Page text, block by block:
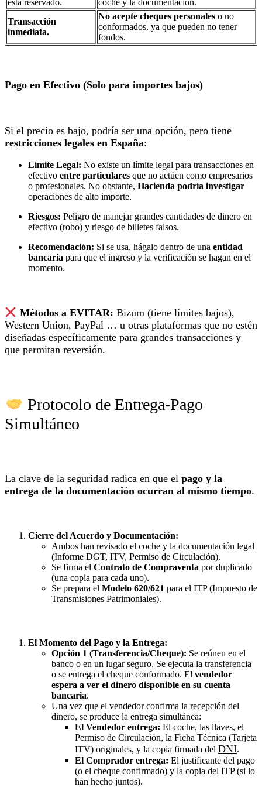
está reservado.
coche y la documentación.
Transacción
inmediata.
No acepte cheques personales o no
conformados, ya que pueden no tener
fondos.
Pago en Efectivo (Solo para importes bajos)
Si el precio es bajo, podría ser una opción, pero tiene
restricciones legales en España:
Límite Legal: No existe un límite legal para transacciones en
efectivo entre particulares que no actúen como empresarios
o profesionales. No obstante, Hacienda podría investigar
operaciones de alto importe.
Riesgos: Peligro de manejar grandes cantidades de dinero en
efectivo (robo) y riesgo de billetes falsos.
Recomendación: Si se usa, hágalo dentro de una entidad
bancaria para que el ingreso y la verificación se hagan en el
momento.
Métodos a EVITAR: Bizum (tiene límites bajos),
Western Union, PayPal … u otras plataformas que no estén
diseñadas específicamente para grandes transacciones y
que permitan reversión.
Protocolo de Entrega-Pago
Simultáneo
La clave de la seguridad radica en que el pago y la
entrega de la documentación ocurran al mismo tiempo.
Cierre del Acuerdo y Documentación:
Ambos han revisado el coche y la documentación legal
(Informe DGT, ITV, Permiso de Circulación).
Se firma el Contrato de Compraventa por duplicado
(una copia para cada uno).
Se prepara el Modelo 620/621 para el ITP (Impuesto de
Transmisiones Patrimoniales).
El Momento del Pago y la Entrega:
Opción 1 (Transferencia/Cheque): Se reúnen en el
banco o en un lugar seguro. Se ejecuta la transferencia
o se entrega el cheque conformado. El vendedor
espera a ver el dinero disponible en su cuenta
bancaria.
Una vez que el vendedor confirma la recepción del
dinero, se produce la entrega simultánea:
El Vendedor entrega: El coche, las llaves, el
Permiso de Circulación, la Ficha Técnica (Tarjeta
ITV) originales, y la copia firmada del DNI.
El Comprador entrega: El justificante del pago
(o el cheque confirmado) y la copia del ITP (si lo
han hecho juntos).